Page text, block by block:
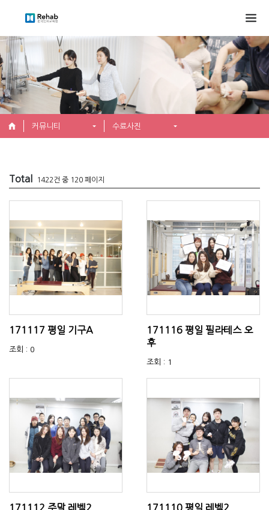
커뮤니티 수료사진
Total 1422건 중 120 페이지
171117 평일 기구A
조회 : 0
171116 평일 필라테스 오
후
조회 : 1
171112 주말 레벨2 171110 평일 레벨2